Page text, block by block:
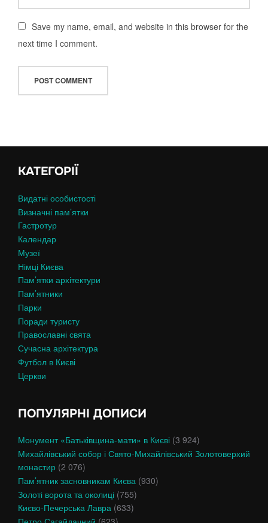
Save my name, email, and website in this browser for the
next time I comment.
КАТЕГОРІЇ
Видатні особистості
Визначні пам’ятки
Гастротур
Календар
Музеї
Німці Києва
Пам’ятки архітектури
Пам’ятники
Парки
Поради туристу
Православні свята
Сучасна архітектура
Футбол в Києві
Церкви
ПОПУЛЯРНІ ДОПИСИ
Монумент «Батьківщина-мати» в Києві (3 924)
Михайлівський собор і Свято-Михайлівський Золотоверхий
монастир (2 076)
Пам’ятник засновникам Києва (930)
Золоті ворота та околиці (755)
Києво-Печерська Лавра (633)